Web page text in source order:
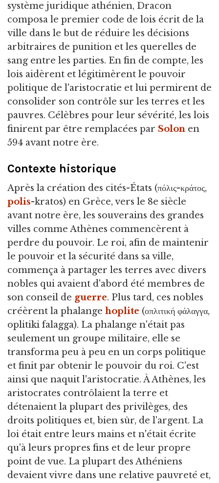
système juridique athénien, Dracon
composa le premier code de lois écrit de la
ville dans le but de réduire les décisions
arbitraires de punition et les querelles de
sang entre les parties. En fin de compte, les
lois aidèrent et légitimèrent le pouvoir
politique de l'aristocratie et lui permirent de
consolider son contrôle sur les terres et les
pauvres. Célèbres pour leur sévérité, les lois
finirent par être remplacées par Solon en
594 avant notre ère.
Contexte historique
Après la création des cités-États (πόλις-κράτος,
polis-kratos) en Grèce, vers le 8e siècle
avant notre ère, les souverains des grandes
villes comme Athènes commencèrent à
perdre du pouvoir. Le roi, afin de maintenir
le pouvoir et la sécurité dans sa ville,
commença à partager les terres avec divers
nobles qui avaient d'abord été membres de
son conseil de guerre. Plus tard, ces nobles
créèrent la phalange hoplite (οπλιτική φάλαγγα,
oplitiki falagga). La phalange n'était pas
seulement un groupe militaire, elle se
transforma peu à peu en un corps politique
et finit par obtenir le pouvoir du roi. C'est
ainsi que naquit l'aristocratie. À Athènes, les
aristocrates contrôlaient la terre et
détenaient la plupart des privilèges, des
droits politiques et, bien sûr, de l'argent. La
loi était entre leurs mains et n'était écrite
qu'à leurs propres fins et de leur propre
point de vue. La plupart des Athéniens
devaient vivre dans une relative pauvreté et,